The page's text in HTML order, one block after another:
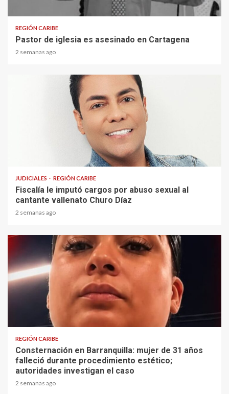
REGIÓN CARIBE
Pastor de iglesia es asesinado en Cartagena
2 semanas ago
JUDICIALES REGIÓN CARIBE
Fiscalía le imputó cargos por abuso sexual al
cantante vallenato Churo Díaz
2 semanas ago
REGIÓN CARIBE
Consternación en Barranquilla: mujer de 31 años
falleció durante procedimiento estético;
autoridades investigan el caso
2 semanas ago